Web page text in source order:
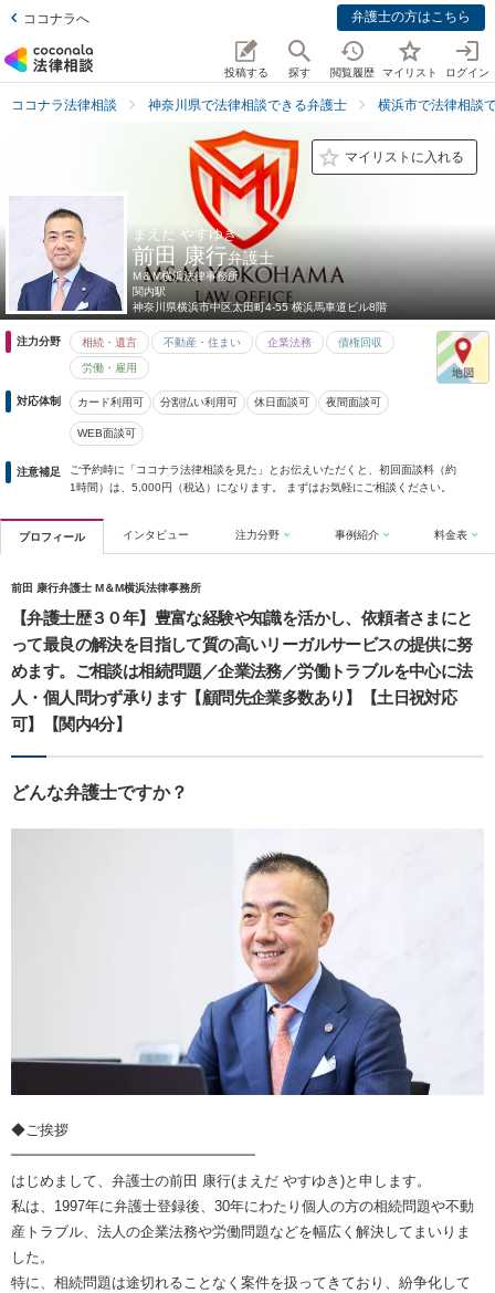
ココナラへ 弁護士の方はこちら
投稿する 探す 閲覧履歴 マイリスト ログイン
ココナラ法律相談 神奈川県で法律相談できる弁護士 横浜市で法律相談
マイリストに入れる
まえだ やすゆき
前田 康行弁護士
M＆M横浜法律事務所
関内駅
神奈川県横浜市中区太田町4-55 横浜馬車道ビル8階
注力分野 相続・遺言 不動産・住まい 企業法務 債権回収
労働・雇用
対応体制 カード利用可 分割払い利用可 休日面談可 夜間面談可
WEB面談可
注意補足
ご予約時に「ココナラ法律相談を見た」とお伝えいただくと、初回面談料（約
1時間）は、5,000円（税込）になります。 まずはお気軽にご相談ください。
プロフィール インタビュー 注力分野 事例紹介 料金表
前田 康行弁護士 M＆M横浜法律事務所
【弁護士歴３０年】豊富な経験や知識を活かし、依頼者さまにと
って最良の解決を目指して質の高いリーガルサービスの提供に努
めます。ご相談は相続問題／企業法務／労働トラブルを中心に法
人・個人問わず承ります【顧問先企業多数あり】【土日祝対応
可】【関内4分】
どんな弁護士ですか？
◆ご挨拶
━━━━━━━━━━━━━━━━━
はじめまして、弁護士の前田 康行(まえだ やすゆき)と申します。
私は、1997年に弁護士登録後、30年にわたり個人の方の相続問題や不動
産トラブル、法人の企業法務や労働問題などを幅広く解決してまいりま
した。
特に、相続問題は途切れることなく案件を扱ってきており、紛争化して